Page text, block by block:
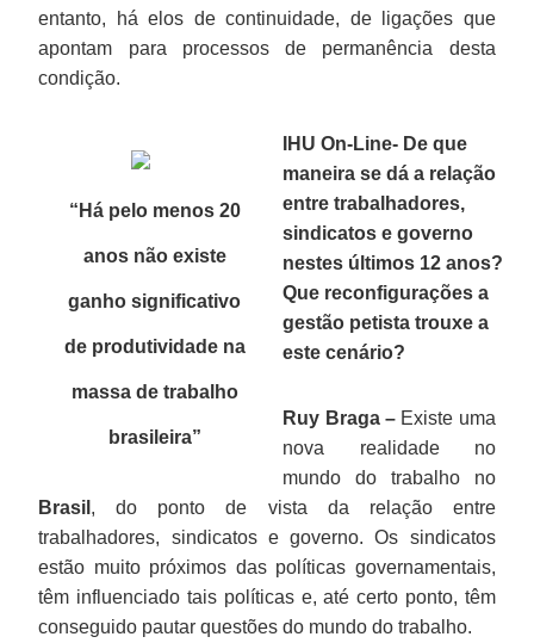
entanto, há elos de continuidade, de ligações que
apontam para processos de permanência desta
condição.
“Há pelo menos 20
anos não existe
ganho significativo
de produtividade na
massa de trabalho
brasileira”
IHU On-Line- De que
maneira se dá a relação
entre trabalhadores,
sindicatos e governo
nestes últimos 12 anos?
Que reconfigurações a
gestão petista trouxe a
este cenário?
Ruy Braga – Existe uma
nova realidade no
mundo do trabalho no
Brasil , do ponto de vista da relação entre
trabalhadores, sindicatos e governo. Os sindicatos
estão muito próximos das políticas governamentais,
têm influenciado tais políticas e, até certo ponto, têm
conseguido pautar questões do mundo do trabalho.